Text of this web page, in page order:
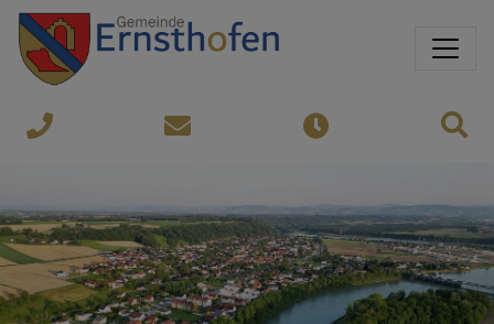
Sprungmarken
Springe direkt zu:
8450